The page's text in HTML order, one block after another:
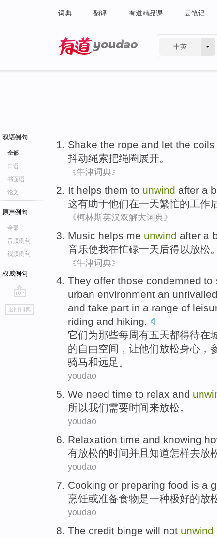
词典 翻译 有道精品课 云笔记
中英
双语例句
全部
口语
书面语
论文
原声例句
全部
音频例句
视频例句
权威例句
go
top
返回词典
Shake the rope and let the coils
抖动绳索把绳圈展开。
《牛津词典》
It helps them to unwind after a
这有助于他们在一天繁忙的工作
《柯林斯英汉双解大词典》
Music helps me unwind after a
音乐使我在忙碌一天后得以放松
《牛津词典》
They offer those condemned to
urban environment an
and take part in a range of
riding and hiking.
它们为那些每周有五天都得待在
的自由空间 ， 让他们放松身心，
骑马和远足。
youdao
We need time to relax and
所以我们需要时间来放松。
youdao
Relaxation time and knowing
有放松的时间并且 知道怎样去放
youdao
Cooking or preparing food is a
烹饪或准备食物是一种极好的放
youdao
The credit binge will not unwind